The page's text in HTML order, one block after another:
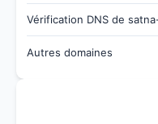
Vérification DNS de
Autres domaines